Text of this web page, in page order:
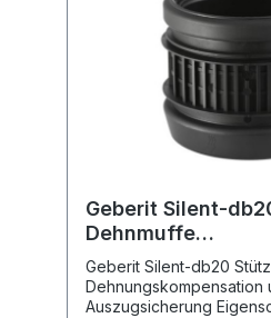
Geberit Silent-
Dehnmuffe
Auszugsicherung
Geberit Silent-db20
Dehnungskompensation
Auszugsicherung